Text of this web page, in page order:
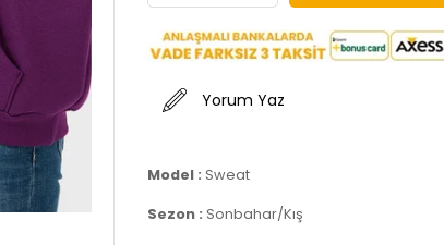
Yorum Yaz
Model : Sweat
Sezon : Sonbahar/Kış